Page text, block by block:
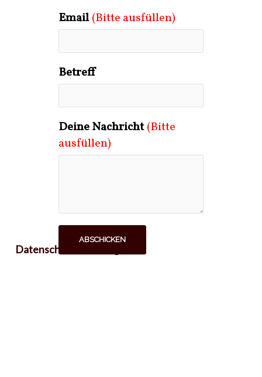
Email (Bitte ausfüllen)
Betreff
Deine Nachricht (Bitte
ausfüllen)
ABSCHICKEN
Datenschutzerklärung